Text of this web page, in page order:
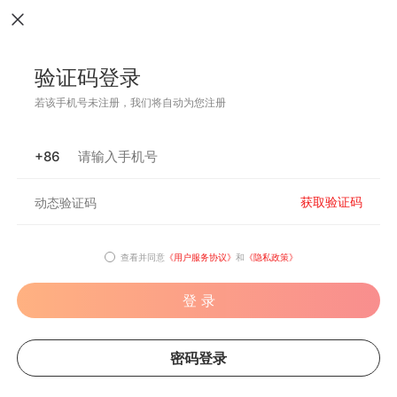
验证码登录
若该手机号未注册，我们将自动为您注册
+86
获取验证码
查看并同意 《用户服务协议》 和 《隐私政策》
登 录
密码登录